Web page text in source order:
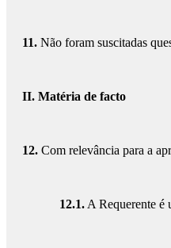
11. Não foram suscitadas
II. Matéria de facto
12. Com relevância para a
12.1. A Requerente é